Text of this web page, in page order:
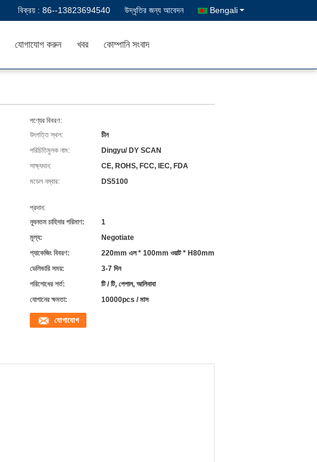
বিক্রয় : 86--13823694540 উদ্ধৃতির জন্য আবেদন Bengali
যোগাযোগ করুন খবর কোম্পানি সংবাদ
পণ্যের বিবরণ:
উৎপত্তি স্থল:
চীন
পরিচিতিমুলক নাম:
Dingyu/ DY SCAN
সাক্ষ্যদান:
CE, ROHS, FCC, IEC, FDA
মডেল নম্বার:
DS5100
প্রদান:
ন্যূনতম চাহিদার পরিমাণ:
1
মূল্য:
Negotiate
প্যাকেজিং বিবরণ:
220mm এল * 100mm ওয়াট * H80mm
ডেলিভারি সময়:
3-7 দিন
পরিশোধের শর্ত:
টি / টি, পেপাল, আলিবাবা
যোগানের ক্ষমতা:
10000pcs / মাস
যোগাযোগ